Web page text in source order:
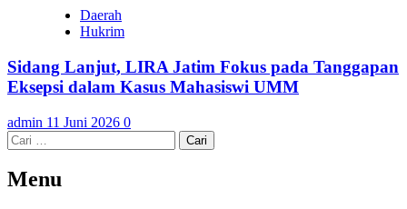
Daerah
Hukrim
Sidang Lanjut, LIRA Jatim Fokus pada Tanggapan
Eksepsi dalam Kasus Mahasiswi UMM
admin 11 Juni 2026 0
Cari
untuk:
Menu